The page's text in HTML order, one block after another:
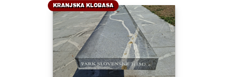
KRANJSKA KLOBASA